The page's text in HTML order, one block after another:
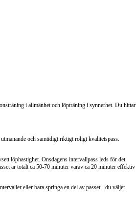
i allmänhet och löpträning i synnerhet. Du hittar
och samtidigt riktigt roligt kvalitetspass.
löphastighet. Onsdagens intervallpass leds för det
är totalt ca 50-70 minuter varav ca 20 minuter effektiv
eller bara springa en del av passet - du väljer